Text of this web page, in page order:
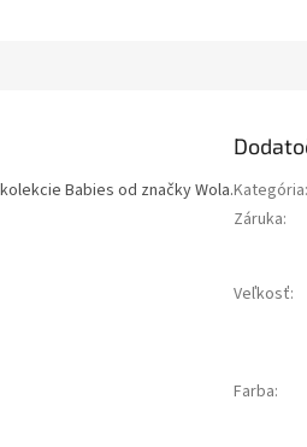
Babies od značky Wola.Kategória:
Záruka:
Veľkosť:
Farba: